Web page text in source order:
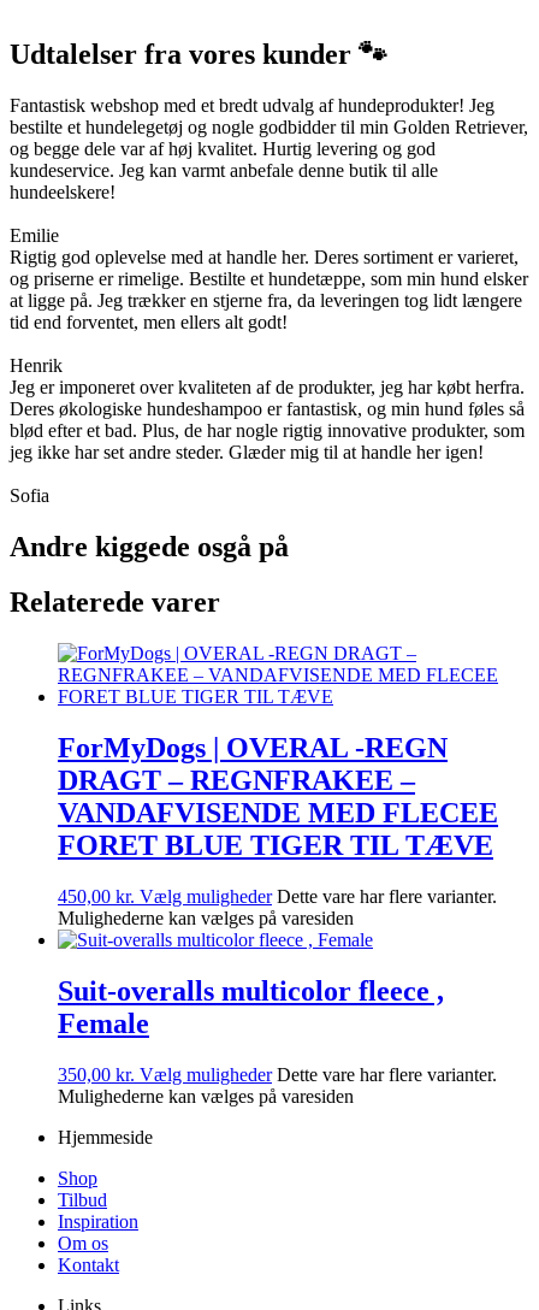
Udtalelser fra vores kunder 🐾
Fantastisk webshop med et bredt udvalg af hundeprodukter! Jeg
bestilte et hundelegetøj og nogle godbidder til min Golden Retriever,
og begge dele var af høj kvalitet. Hurtig levering og god
kundeservice. Jeg kan varmt anbefale denne butik til alle
hundeelskere!
Emilie
Rigtig god oplevelse med at handle her. Deres sortiment er varieret,
og priserne er rimelige. Bestilte et hundetæppe, som min hund elsker
at ligge på. Jeg trækker en stjerne fra, da leveringen tog lidt længere
tid end forventet, men ellers alt godt!
Henrik
Jeg er imponeret over kvaliteten af de produkter, jeg har købt herfra.
Deres økologiske hundeshampoo er fantastisk, og min hund føles så
blød efter et bad. Plus, de har nogle rigtig innovative produkter, som
jeg ikke har set andre steder. Glæder mig til at handle her igen!
Sofia
Andre kiggede osgå på
Relaterede varer
ForMyDogs | OVERAL -REGN
DRAGT – REGNFRAKEE –
VANDAFVISENDE MED FLECEE
FORET BLUE TIGER TIL TÆVE
450,00 kr. Vælg muligheder Dette vare har flere varianter.
Mulighederne kan vælges på varesiden
Suit-overalls multicolor fleece ,
Female
350,00 kr. Vælg muligheder Dette vare har flere varianter.
Mulighederne kan vælges på varesiden
Hjemmeside
Shop
Tilbud
Inspiration
Om os
Kontakt
Links